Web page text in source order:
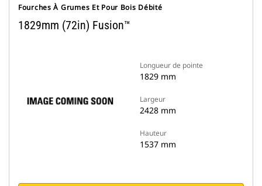
Fourches À Grumes Et Pour Bois Débité
1829mm (72in) Fusion™
Longueur de pointe
1829 mm
Largeur
2428 mm
Hauteur
1537 mm